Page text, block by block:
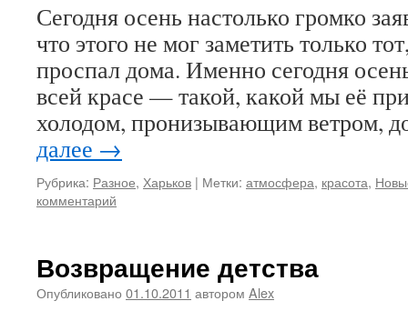
Сегодня осень настолько громко
что этого не мог заметить только
проспал дома. Именно сегодня
всей красе — такой, какой мы её
холодом, пронизывающим ветром,
далее →
Рубрика: Разное, Харьков | Метки: атмосфера, красота,
комментарий
Возвращение детства
Опубликовано 01.10.2011 автором Alex